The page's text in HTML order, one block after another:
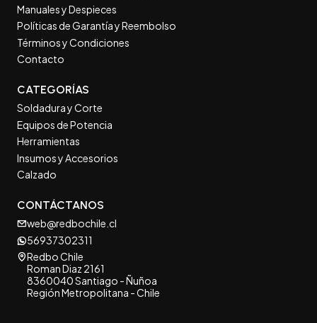
Manuales y Despieces
Políticas de Garantía y Reembolso
Términos y Condiciones
Contacto
CATEGORÍAS
Soldadura y Corte
Equipos de Potencia
Herramientas
Insumos y Accesorios
Calzado
CONTÁCTANOS
web@redbochile.cl
56937302311
Redbo Chile
Roman Diaz 2161
8360040 Santiago - Ñuñoa
Región Metropolitana - Chile